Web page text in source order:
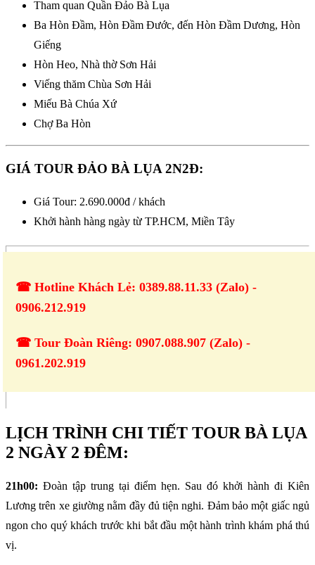
Tham quan Quần Đảo Bà Lụa
Ba Hòn Đầm, Hòn Đầm Đước, đến Hòn Đầm Dương, Hòn
Giếng
Hòn Heo, Nhà thờ Sơn Hải
Viếng thăm Chùa Sơn Hải
Miếu Bà Chúa Xứ
Chợ Ba Hòn
GIÁ TOUR ĐẢO BÀ LỤA 2N2Đ:
Giá Tour: 2.690.000đ / khách
Khởi hành hàng ngày từ TP.HCM, Miền Tây
☎ Hotline Khách Lẻ: 0389.88.11.33 (Zalo) -
0906.212.919
☎ Tour Đoàn Riêng: 0907.088.907 (Zalo) -
0961.202.919
LỊCH TRÌNH CHI TIẾT TOUR BÀ LỤA
2 NGÀY 2 ĐÊM:
21h00: Đoàn tập trung tại điểm hẹn. Sau đó khởi hành đi Kiên
Lương trên xe giường nằm đầy đủ tiện nghi. Đảm bảo một giấc ngủ
ngon cho quý khách trước khi bắt đầu một hành trình khám phá thú
vị.